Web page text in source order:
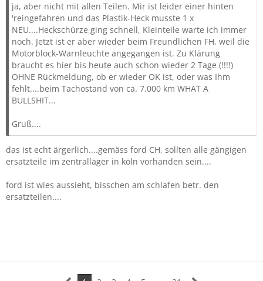
ja, aber nicht mit allen Teilen. Mir ist leider einer hinten
'reingefahren und das Plastik-Heck musste 1 x
NEU....Heckschürze ging schnell, Kleinteile warte ich immer
noch. Jetzt ist er aber wieder beim Freundlichen FH, weil die
Motorblock-Warnleuchte angegangen ist. Zu Klärung
braucht es hier bis heute auch schon wieder 2 Tage (!!!!)
OHNE Rückmeldung, ob er wieder OK ist, oder was Ihm
fehlt....beim Tachostand von ca. 7.000 km WHAT A
BULLSHIT...
Gruß....
das ist echt ärgerlich....gemäss ford CH, sollten alle gängigen
ersatzteile im zentrallager in köln vorhanden sein....
ford ist wies aussieht, bisschen am schlafen betr. den
ersatzteilen....